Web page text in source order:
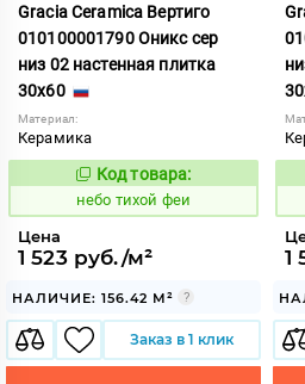
Gracia Ceramica Вертиго
010100001790 Оникс сер
низ 02 настенная плитка
30x60
Материал:
Керамика
1122113
Код товара:
небо тихой феи
Цена
1 523 руб./м²
НАЛИЧИЕ: 156.42 М²
Заказ в 1 клик
1